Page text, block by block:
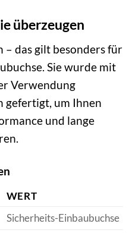
überzeugen
– das gilt besonders für
Sie wurde mit
Verwendung
um Ihnen
und lange
WERT
Sicherheits-Einbaubuchse